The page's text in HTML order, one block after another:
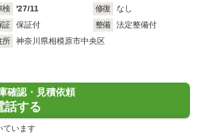
検
'27/11 修復
なし
証
保証付 整備
法定整備付
所
神奈川県相模原市中央区
確認・見積依頼
話する
ています